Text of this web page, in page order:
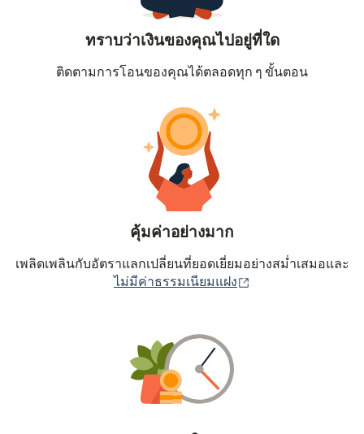
ทราบว่าเงินของคุณไปอยู่ที่ใด
ติดตามการโอนของคุณได้ตลอดทุก ๆ ขั้นตอน
คุ้มค่าอย่างมาก
เพลิดเพลินกับอัตราแลกเปลี่ยนที่ยอดเยี่ยมอย่างสม่ำเสมอและ
ไม่มีค่าธรรมเนียมแฝง